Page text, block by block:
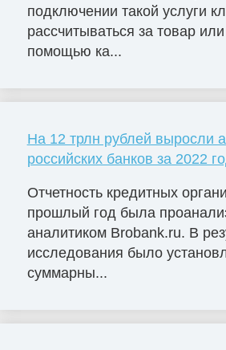
подключении такой услуги
рассчитываться за товар или
помощью ка...
На 12 трлн рублей выросли
российских банков за 2022
Отчетность кредитных
прошлый год была
аналитиком Brobank.ru. В
исследования было
суммарны...